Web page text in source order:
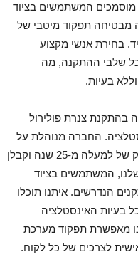
המשתמשים בציוד
מבטיחה תפקוד מיטבי של
בחירת אנשי מקצוע
שלבי ההתקנה, מה
בעיות.
בהתקנת צנרת פולירול
החברה מנוהלת על
ידי זאב פוקס, אינסטלטור מוסמך עם ותק של למעלה מ-25 שנה וקבלן
המשתמשים בציוד
הנדרשים. איתנו תוכלו
בעיות האינסטלציה
מאפשרת תפקוד מערכת
לצרכים של כל לקוח.